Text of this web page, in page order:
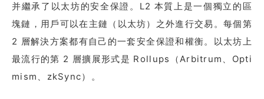
并繼承了以太坊的安全保證。L2 本質上是一個獨立的區
塊鏈，用戶可以在主鏈（以太坊）之外進行交易。每個第
2 層解決方案都有自己的一套安全保證和權衡。以太坊上
最流行的第 2 層擴展形式是 Rollups（Arbitrum、Opti
mism、zkSync）。